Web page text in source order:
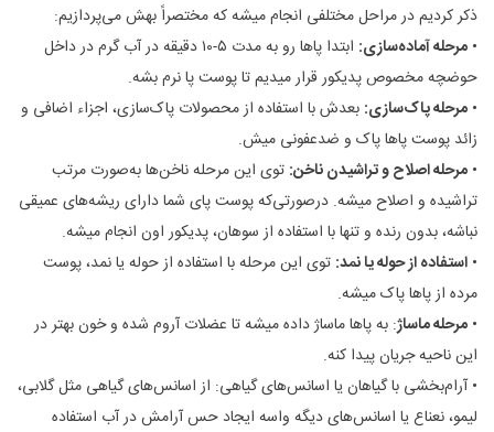
ذکر کردیم در مراحل مختلفی انجام میشه که مختصراً بهش می‌پردازیم:
• مرحله آماده‌سازی:
ابتدا پاها رو به مدت ۵-۱۰ دقیقه در آب گرم در داخل
حوضچه مخصوص پدیکور قرار میدیم تا پوست پا نرم بشه.
• مرحله پاک‌سازی: بعدش با استفاده از محصولات پاک‌سازی، اجزاء اضافی و
زائد پوست پاها پاک و ضدعفونی میش.
• مرحله اصلاح و تراشیدن ناخن: توی این مرحله ناخن‌ها به‌صورت مرتب
تراشیده و اصلاح میشه. درصورتی‌که پوست پای شما دارای ریشه‌های عمیقی
نباشه، بدون رنده و تنها با استفاده از سوهان، پدیکور اون انجام میشه.
• استفاده از حوله یا نمد: توی این مرحله با استفاده از حوله یا نمد، پوست
مرده از پاها پاک میشه.
• مرحله ماساژ: به پاها ماساژ داده میشه تا عضلات آروم شده و خون بهتر در
این ناحیه جریان پیدا کنه.
• آرام‌بخشی با گیاهان یا اسانس‌های گیاهی: از اسانس‌های گیاهی مثل گلابی،
لیمو، نعناع یا اسانس‌های دیگه واسه ایجاد حس آرامش در آب استفاده